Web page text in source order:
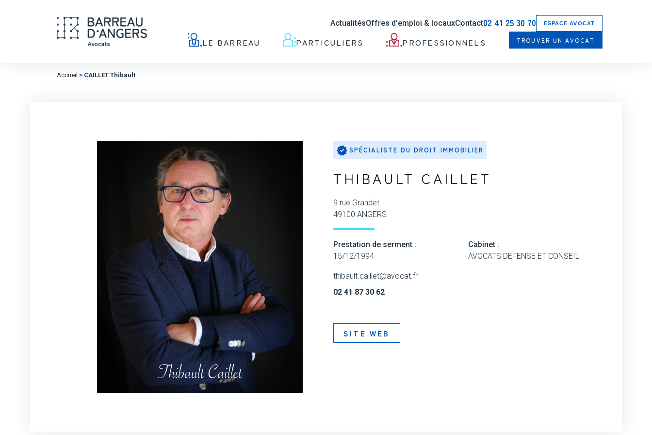
ActualitésOffres d'emploi & locauxContact02 41 25 30 70 ESPACE AVOCAT
LE BARREAU PARTICULIERS PROFESSIONNELS TROUVER UN AVOCAT
Accueil > CAILLET Thibault
SPÉCIALISTE DU DROIT IMMOBILIER
THIBAULT CAILLET
9 rue Grandet
49100 ANGERS
Prestation de serment :
15/12/1994
Cabinet :
AVOCATS DEFENSE ET CONSEIL
thibault.caillet@avocat.fr
02 41 87 30 62
SITE WEB